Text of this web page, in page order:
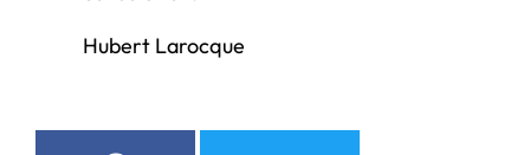
Hubert Larocque